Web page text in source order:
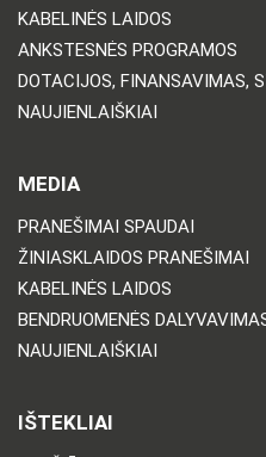
KABELINĖS LAIDOS
ANKSTESNĖS PROGRAMOS
DOTACIJOS, FINANSAVIMAS,
NAUJIENLAIŠKIAI
MEDIA
PRANEŠIMAI SPAUDAI
ŽINIASKLAIDOS PRANEŠIMAI
KABELINĖS LAIDOS
BENDRUOMENĖS
NAUJIENLAIŠKIAI
IŠTEKLIAI